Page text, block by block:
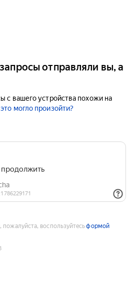
отправляли вы, а
с вашего устройства похожи на
могло произойти?
воспользуйтесьформой